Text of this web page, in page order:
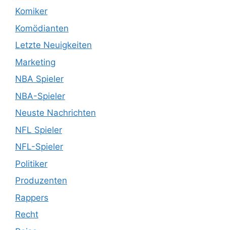
Komiker
Komödianten
Letzte Neuigkeiten
Marketing
NBA Spieler
NBA-Spieler
Neuste Nachrichten
NFL Spieler
NFL-Spieler
Politiker
Produzenten
Rappers
Recht